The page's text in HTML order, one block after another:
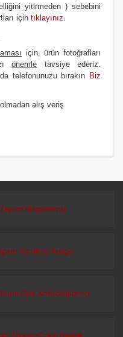
yitirmeden ) sebebini
için tıklayınız.
için, ürün fotoğrafları
önemle tavsiye ederiz.
telefonunuzu bırakın Biz
alış veriş